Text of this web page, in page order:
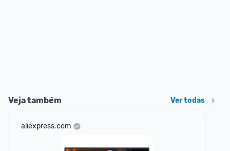
Veja também Ver todas
aliexpress.com